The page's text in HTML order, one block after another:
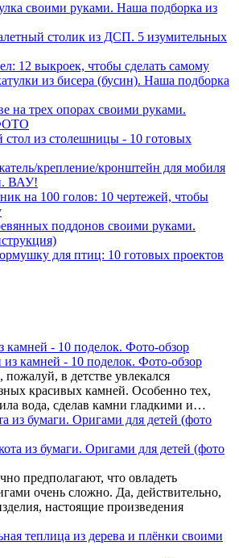
своими руками. Наша подборка из
столик из ДСП. 5 изумительных
12 выкроек, чтобы сделать самому
из бисера (бусин). Наша подборка
на трех опорах своими руками.
из столешницы - 10 готовых
крепление/кронштейн для мобиля
ВАУ!
на 100 голов: 10 чертежей, чтобы
поддонов своими руками.
для птиц: 10 готовых проектов
камней - 10 поделок. Фото-обзор
в детстве увлекался
красивых камней. Особенно тех,
вода, сделав камни гладкими и…
из бумаги. Оригами для детей (фото
предполагают, что овладеть
очень сложно. Да, действительно,
настоящие произведения
теплица из дерева и плёнки своими